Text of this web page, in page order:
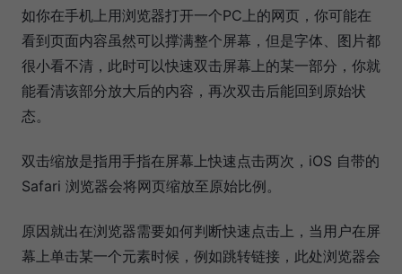
如你在手机上用浏览器打开一个PC上的网页，你可能在
看到页面内容虽然可以撑满整个屏幕，但是字体、图片都
很小看不清，此时可以快速双击屏幕上的某一部分，你就
能看清该部分放大后的内容，再次双击后能回到原始状
态。
双击缩放是指用手指在屏幕上快速点击两次，iOS 自带的
Safari 浏览器会将网页缩放至原始比例。
原因就出在浏览器需要如何判断快速点击上，当用户在屏
幕上单击某一个元素时候，例如跳转链接，此处浏览器会